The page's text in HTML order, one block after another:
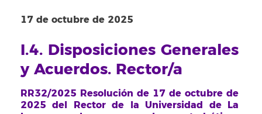
17 de octubre de 2025
I.4. Disposiciones Generales
y Acuerdos. Rector/a
RR32/2025 Resolución de 17 de octubre de
2025 del Rector de la Universidad de La